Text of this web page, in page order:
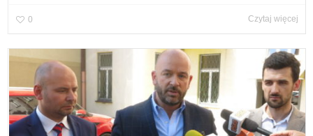
0 Czytaj więcej